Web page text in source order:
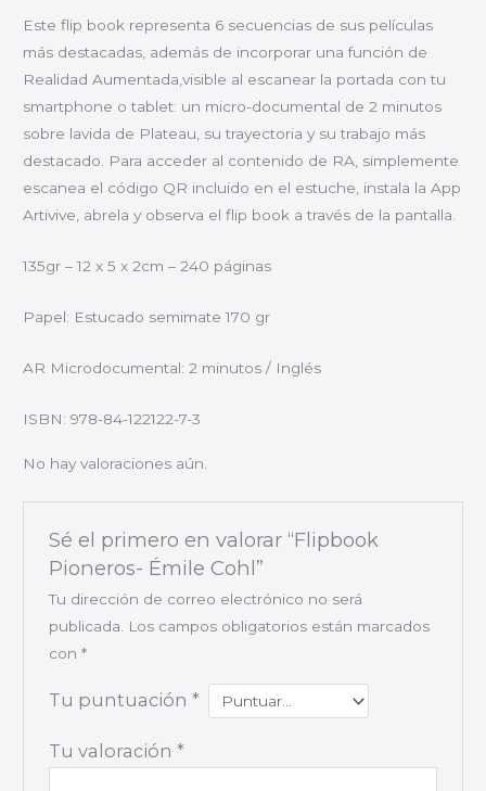
Este flip book representa 6 secuencias de sus películas
más destacadas, además de incorporar una función de
Realidad Aumentada,visible al escanear la portada con tu
smartphone o tablet: un micro-documental de 2 minutos
sobre lavida de Plateau, su trayectoria y su trabajo más
destacado. Para acceder al contenido de RA, simplemente
escanea el código QR incluido en el estuche, instala la App
Artivive, abrela y observa el flip book a través de la pantalla.
135gr – 12 x 5 x 2cm – 240 páginas
Papel: Estucado semimate 170 gr
AR Microdocumental: 2 minutos / Inglés
ISBN: 978-84-122122-7-3
No hay valoraciones aún.
Sé el primero en valorar “Flipbook
Pioneros- Émile Cohl”
Tu dirección de correo electrónico no será
publicada.
Los campos obligatorios están marcados
con *
Tu puntuación *
Tu valoración *